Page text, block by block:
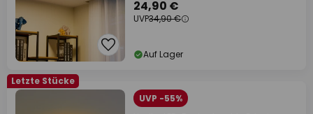
24,90 €
UVP34,90 €
Auf Lager
Letzte Stücke
UVP -55%